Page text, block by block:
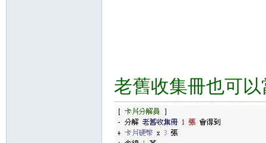
老舊收集冊也可